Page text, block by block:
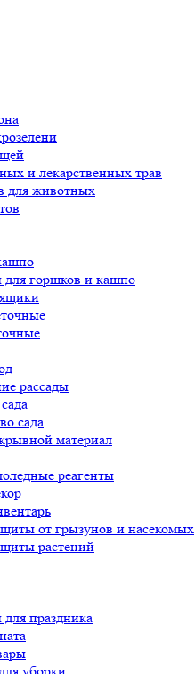
и лекарственных трав
для животных
для горшков и кашпо
рассады
сада
материал
реагенты
от грызунов и насекомых
растений
праздника